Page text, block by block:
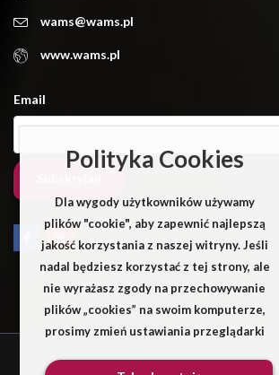
wams@wams.pl
www.wams.pl
Email
Wams © 2025 by PressLayouts All
Polityka Cookies
Dla wygody użytkowników używamy
plików "cookie", aby zapewnić najlepszą
jakość korzystania z naszej witryny. Jeśli
nadal będziesz korzystać z tej strony, ale
nie wyrażasz zgody na przechowywanie
plików „cookies” na swoim komputerze,
prosimy zmień ustawiania przeglądarki